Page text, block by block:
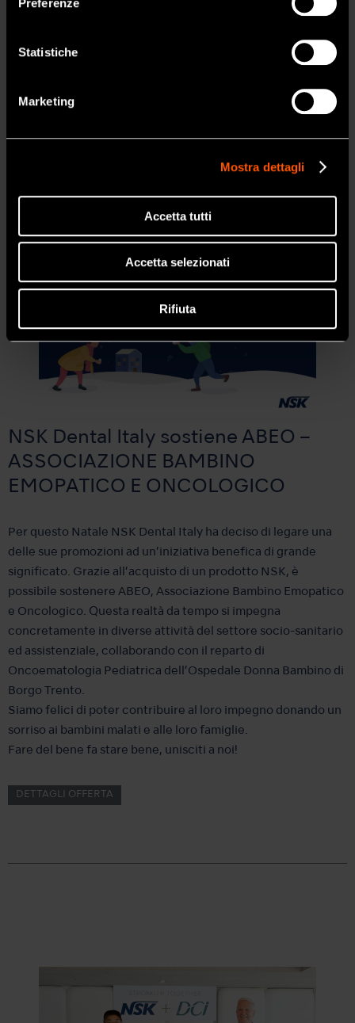
Preferenze
Statistiche
Marketing
Mostra dettagli
Accetta tutti
Accetta selezionati
Rifiuta
NSK Dental Italy sostiene ABEO –
ASSOCIAZIONE BAMBINO
EMOPATICO E ONCOLOGICO
Per questo Natale NSK Dental Italy ha deciso di legare una
delle sue promozioni ad un’iniziativa benefica di grande
significato. Grazie all’acquisto di un prodotto NSK, è
possibile sostenere ABEO, Associazione Bambino Emopatico
e Oncologico. Questa realtà da tempo si impegna
concretamente in diverse attività del settore socio-sanitario
ed assistenziale, collaborando con il reparto di
Oncoematologia Pediatrica dell’Ospedale Donna Bambino di
Borgo Trento.
Siamo felici di poter contribuire al loro impegno donando un
sorriso ai bambini malati e alle loro famiglie.
Fare del bene fa stare bene, unisciti a noi!
DETTAGLI OFFERTA